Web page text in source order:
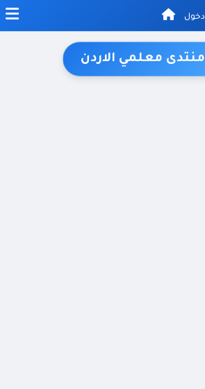
دخول
منتدى معلمي الاردن